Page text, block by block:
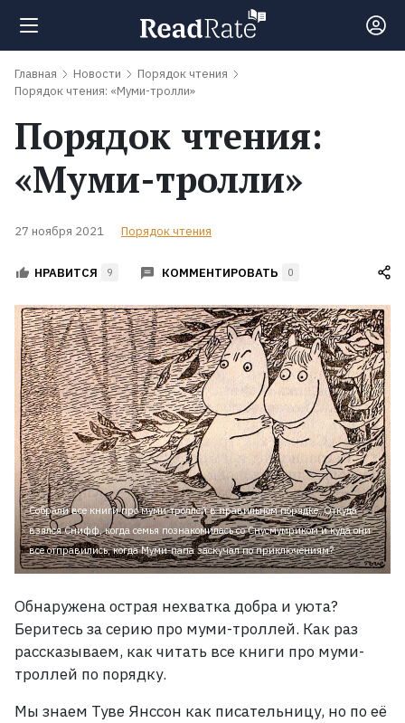
Поиск
Новости
Рейтинги
Книги
Экранизации
Коллекции
Главная Новости
Порядок чтения
Порядок чтения: «Муми-тролли»
Порядок чтения:
«Муми-тролли»
27 ноября 2021 Порядок чтения
НРАВИТСЯ 9 КОММЕНТИРОВАТЬ 0
Собрали все книги про муми-троллей в правильном порядке. Откуда
взялся Снифф, когда семья познакомилась со Снусмумриком и куда они
все отправились, когда Муми-папа заскучал по приключениям?
Обнаружена острая нехватка добра и уюта?
Беритесь за серию про муми-троллей. Как раз
рассказываем, как читать все книги про муми-
троллей по порядку.
Мы знаем Туве Янссон как писательницу, но по её